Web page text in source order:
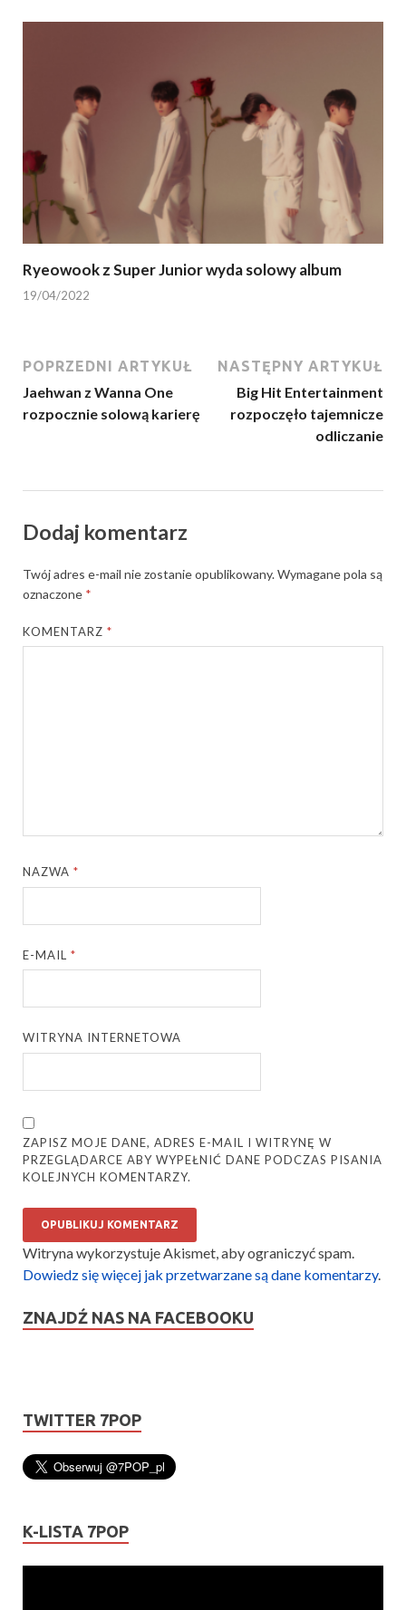
Ryeowook z Super Junior wyda solowy album
19/04/2022
POPRZEDNI ARTYKUŁ
Jaehwan z Wanna One
rozpocznie solową karierę
NASTĘPNY ARTYKUŁ
Big Hit Entertainment
rozpoczęło tajemnicze
odliczanie
Dodaj komentarz
Twój adres e-mail nie zostanie opublikowany.Wymagane pola są
oznaczone *
KOMENTARZ*
NAZWA*
E-MAIL*
WITRYNA INTERNETOWA
ZAPISZ MOJE DANE, ADRES E-MAIL I WITRYNĘ W
PRZEGLĄDARCE ABY WYPEŁNIĆ DANE PODCZAS PISANIA
KOLEJNYCH KOMENTARZY.
Witryna wykorzystuje Akismet, aby ograniczyć spam.
Dowiedz się więcej jak przetwarzane są dane komentarzy.
ZNAJDŹ NAS NA FACEBOOKU
TWITTER 7POP
K-LISTA 7POP